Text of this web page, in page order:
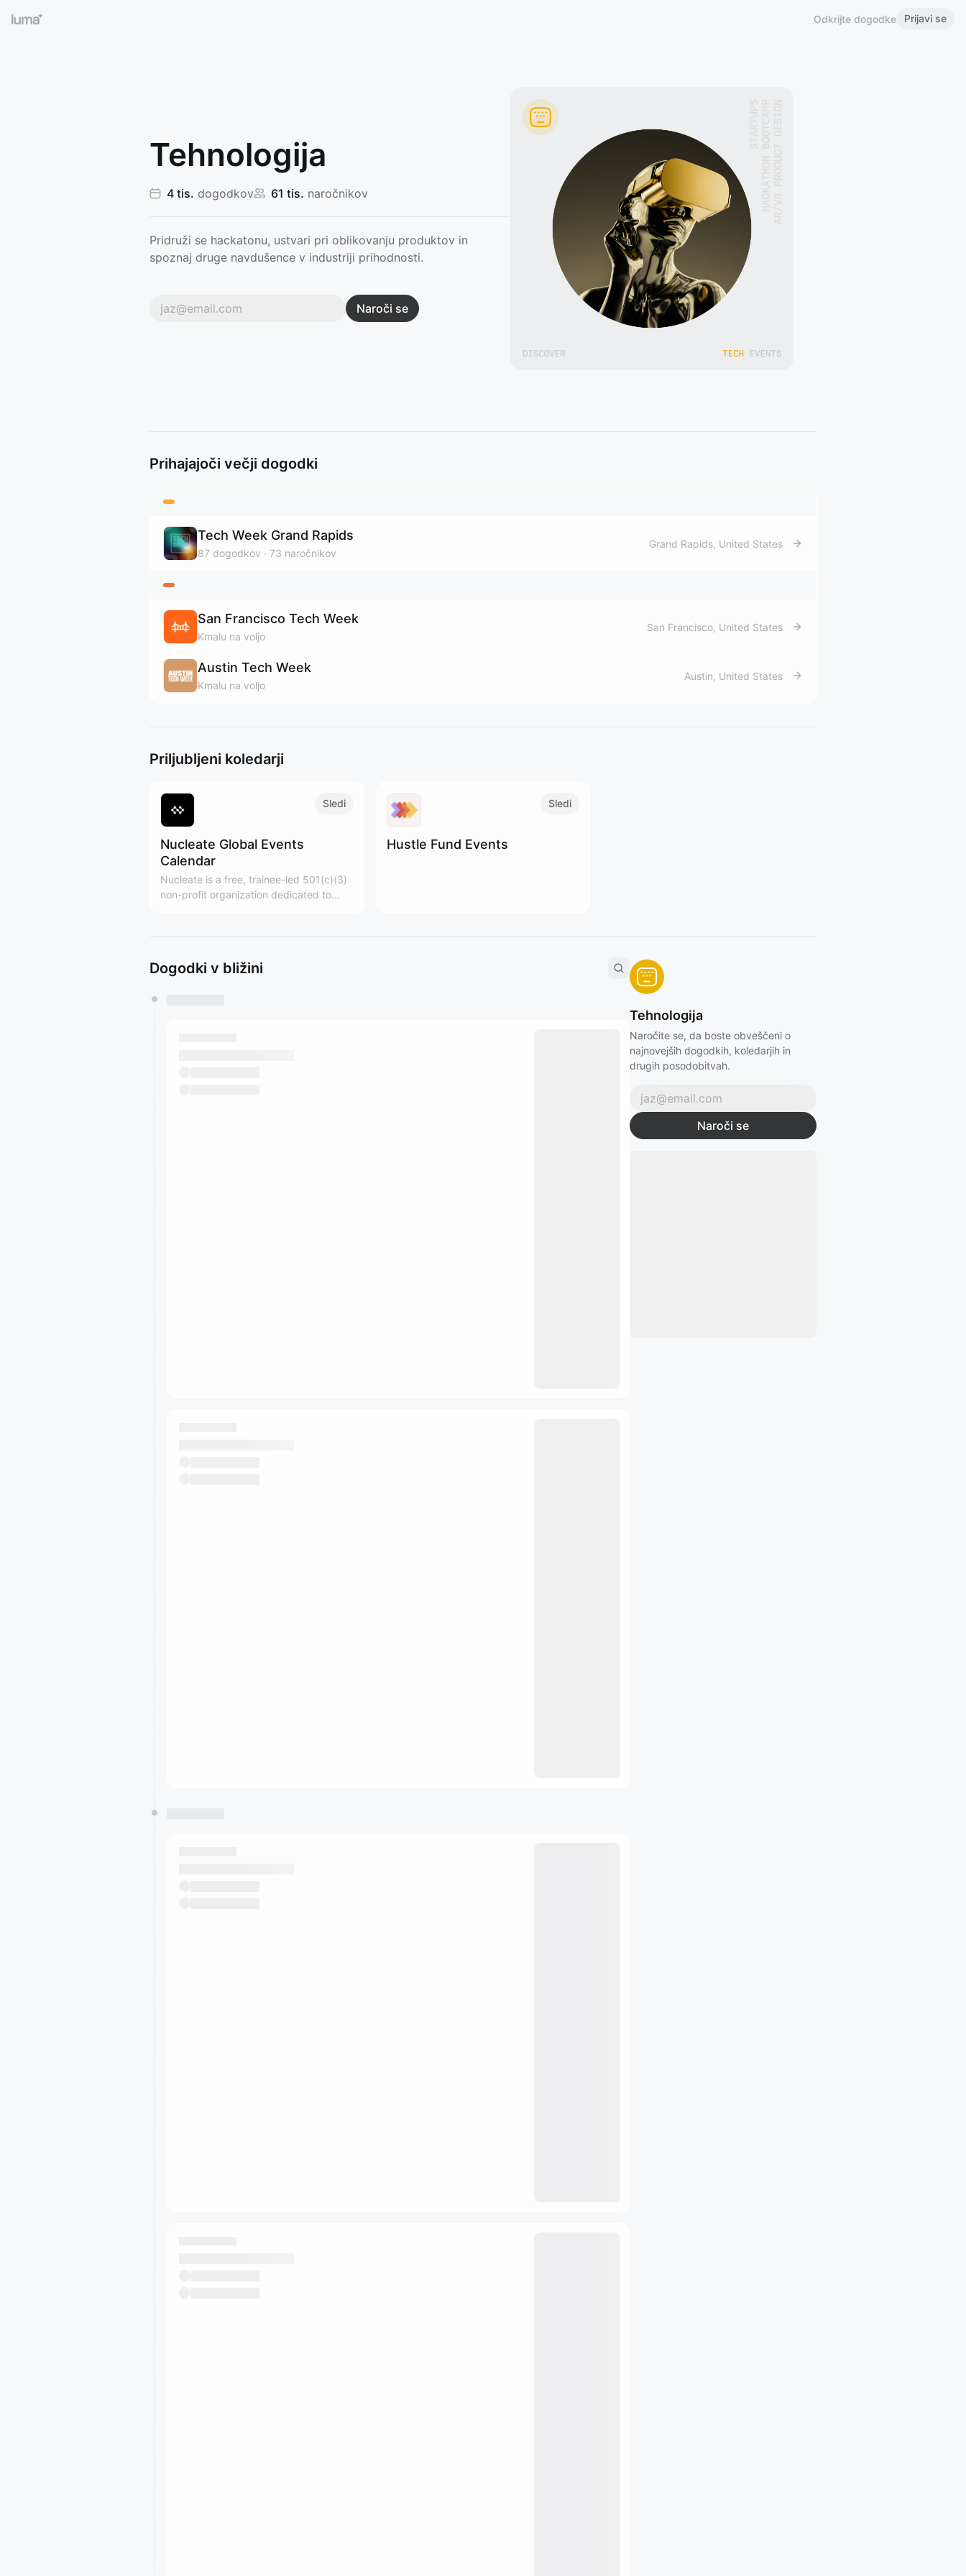
Odkrijte dogodke Prijavi se
Tehnologija
4 tis. dogodkov 61 tis. naročnikov
Pridruži se hackatonu, ustvari pri oblikovanju produktov in
spoznaj druge navdušence v industriji prihodnosti.
Naroči se
Prihajajoči večji dogodki
Tech Week Grand Rapids
87 dogodkov 73 naročnikov
Grand Rapids, United States
San Francisco Tech Week
Kmalu na voljo
San Francisco, United States
Austin Tech Week
Kmalu na voljo
Austin, United States
Priljubljeni koledarji
Sledi
Nucleate Global Events
Calendar
Nucleate is a free, trainee-led 501(c)(3)
non-profit organization dedicated to
Sledi
Hustle Fund Events
Tehnologija
Naročite se, da boste obveščeni o
najnovejših dogodkih, koledarjih in
drugih posodobitvah.
Naroči se
Dogodki v bližini